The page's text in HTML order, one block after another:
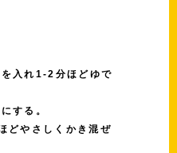
入れ1-2分ほどゆで
する。
どやさしくかき混ぜ